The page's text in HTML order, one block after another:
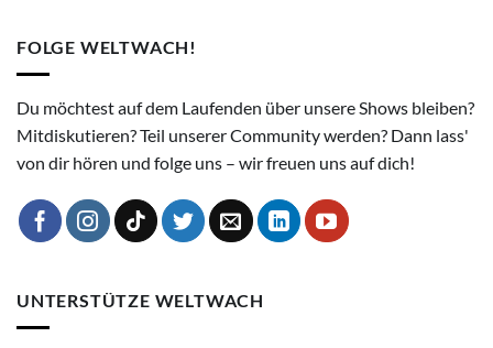
FOLGE WELTWACH!
Du möchtest auf dem Laufenden über unsere Shows bleiben?
Mitdiskutieren? Teil unserer Community werden? Dann lass'
von dir hören und folge uns – wir freuen uns auf dich!
UNTERSTÜTZE WELTWACH